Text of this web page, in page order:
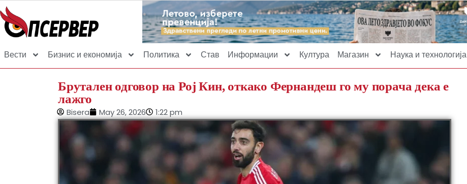
Вести Бизнис и економија Политика Став Информации Култура Магазин Наука и технологија
Брутален одговор на Рој Кин, откако Фернандеш го му порача дека е
лажго
Bisera May 26, 2026 1:22 pm